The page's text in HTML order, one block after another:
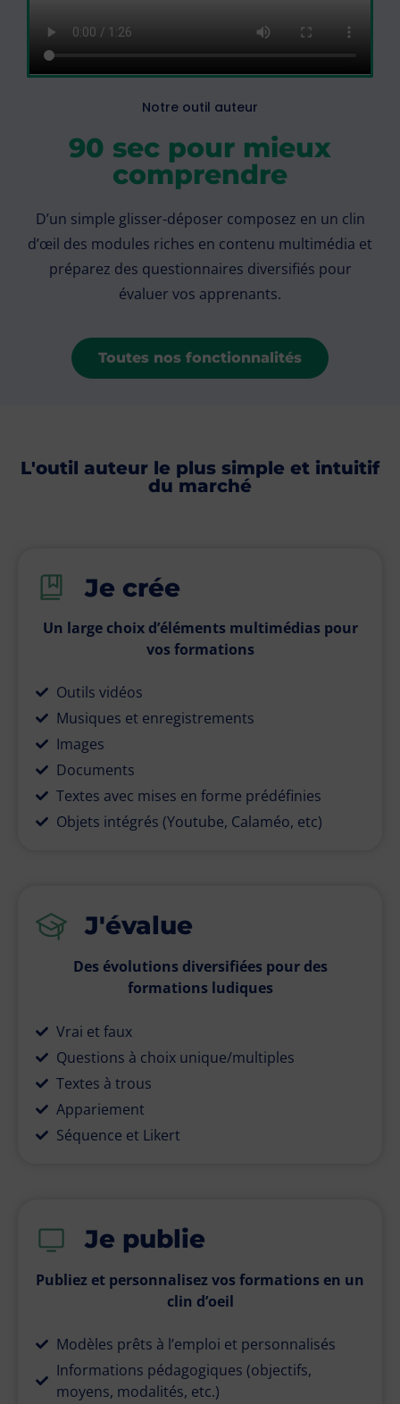
Notre outil auteur
90 sec pour mieux
comprendre
D’un simple glisser-déposer composez en un clin
d’œil des modules riches en contenu multimédia et
préparez des questionnaires diversifiés pour
évaluer vos apprenants.
Toutes nos fonctionnalités
L'outil auteur le plus simple et intuitif
du marché
Je crée
Un large choix d’éléments multimédias pour
vos formations
Outils vidéos
Musiques et enregistrements
Images
Documents
Textes avec mises en forme prédéfinies
Objets intégrés (Youtube, Calaméo, etc)
J'évalue
Des évolutions diversifiées pour des
formations ludiques
Vrai et faux
Questions à choix unique/multiples
Textes à trous
Appariement
Séquence et Likert
Je publie
Publiez et personnalisez vos formations en un
clin d’oeil
Modèles prêts à l’emploi et personnalisés
Informations pédagogiques (objectifs,
moyens, modalités, etc.)